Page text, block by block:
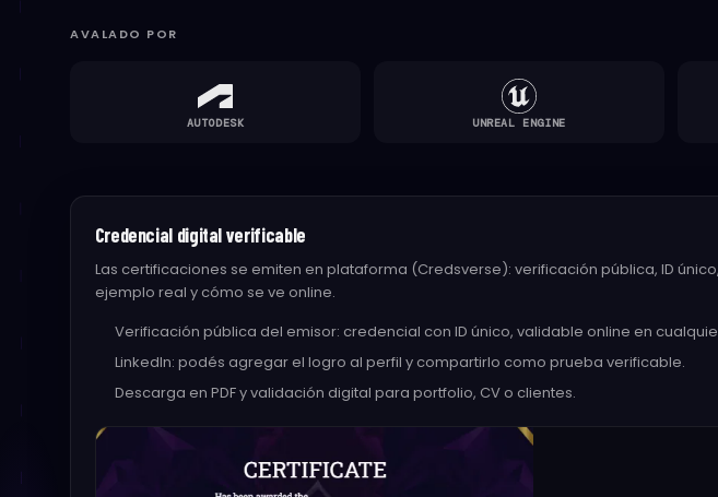
AVALADO POR
AUTODESK UNREAL ENGINE
Credencial digital verificable
Las certificaciones se emiten en plataforma (Credsverse): verificación pública, ID
ejemplo real y cómo se ve online.
Verificación pública del emisor: credencial con ID único, validable online en
LinkedIn: podés agregar el logro al perfil y compartirlo como prueba verificable.
Descarga en PDF y validación digital para portfolio, CV o clientes.